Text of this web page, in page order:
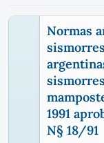
Normas
1991
N§ 18/91